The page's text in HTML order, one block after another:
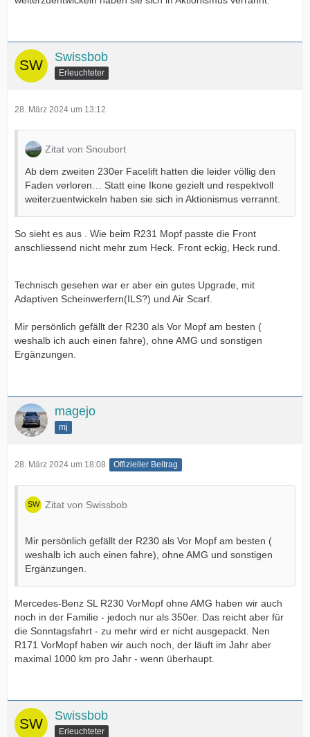
Swissbob
Erleuchteter
28. März 2024 um 13:12
Zitat von Snoubort
Ab dem zweiten 230er Facelift hatten die leider völlig den
Faden verloren… Statt eine Ikone gezielt und respektvoll
weiterzuentwickeln haben sie sich in Aktionismus verrannt.
So sieht es aus . Wie beim R231 Mopf passte die Front
anschliessend nicht mehr zum Heck. Front eckig, Heck rund.
Technisch gesehen war er aber ein gutes Upgrade, mit
Adaptiven Scheinwerfern(ILS?) und Air Scarf.
Mir persönlich gefällt der R230 als Vor Mopf am besten (
weshalb ich auch einen fahre), ohne AMG und sonstigen
Ergänzungen.
magejo
mj
28. März 2024 um 18:08 Offizieller Beitrag
Zitat von Swissbob
Mir persönlich gefällt der R230 als Vor Mopf am besten (
weshalb ich auch einen fahre), ohne AMG und sonstigen
Ergänzungen.
Mercedes-Benz SL R230 VorMopf ohne AMG haben wir auch
noch in der Familie - jedoch nur als 350er. Das reicht aber für
die Sonntagsfahrt - zu mehr wird er nicht ausgepackt. Nen
R171 VorMopf haben wir auch noch, der läuft im Jahr aber
maximal 1000 km pro Jahr - wenn überhaupt.
Swissbob
Erleuchteter